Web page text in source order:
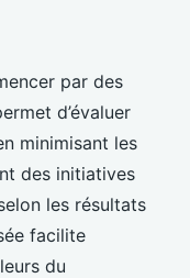
par des
d’évaluer
minimisant les
des initiatives
les résultats
facilite
du